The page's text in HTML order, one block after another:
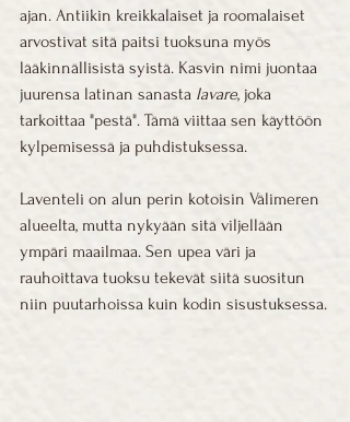
ajan. Antiikin kreikkalaiset ja roomalaiset
arvostivat sitä paitsi tuoksuna myös
lääkinnällisistä syistä. Kasvin nimi juontaa
juurensa latinan sanasta lavare, joka
tarkoittaa "pestä". Tämä viittaa sen käyttöön
kylpemisessä ja puhdistuksessa.
Laventeli on alun perin kotoisin Välimeren
alueelta, mutta nykyään sitä viljellään
ympäri maailmaa. Sen upea väri ja
rauhoittava tuoksu tekevät siitä suositun
niin puutarhoissa kuin kodin sisustuksessa.